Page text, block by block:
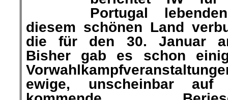
Portugal
diesem schönen Land
die für den 30. Januar
Bisher gab es schon
ewige, unscheinbar auf